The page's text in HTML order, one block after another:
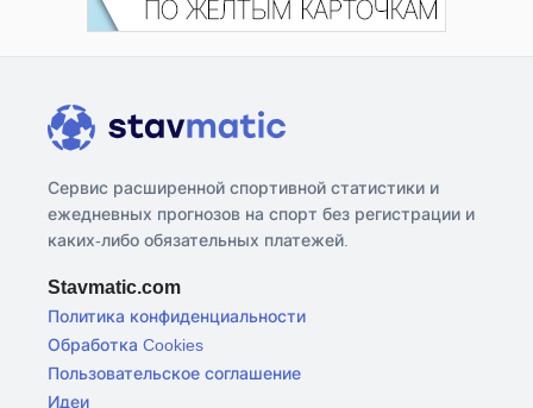
Сервис расширенной спортивной статистики и
ежедневных прогнозов на спорт без регистрации и
каких-либо обязательных платежей.
Stavmatic.com
Политика конфиденциальности
Обработка Cookies
Пользовательское соглашение
Идеи